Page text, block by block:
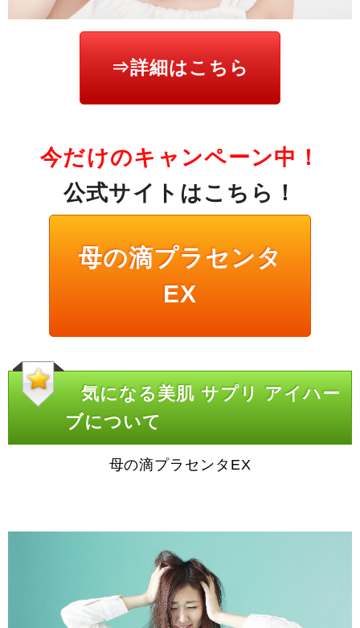
⇒詳細はこちら
今だけのキャンペーン中！
公式サイトはこちら！
母の滴プラセンタ
EX
気になる美肌 サプリ アイハー
ブについて
母の滴プラセンタEX